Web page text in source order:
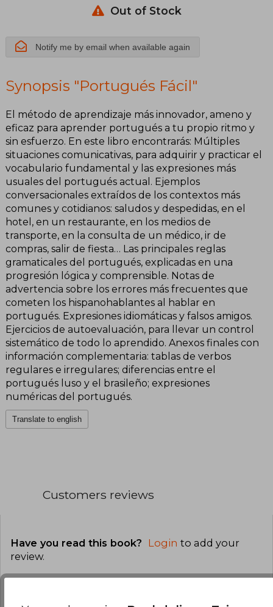
Out of Stock
Notify me by email when available again
Synopsis "Portugués Fácil"
El método de aprendizaje más innovador, ameno y
eficaz para aprender portugués a tu propio ritmo y
sin esfuerzo. En este libro encontrarás: Múltiples
situaciones comunicativas, para adquirir y practicar el
vocabulario fundamental y las expresiones más
usuales del portugués actual. Ejemplos
conversacionales extraídos de los contextos más
comunes y cotidianos: saludos y despedidas, en el
hotel, en un restaurante, en los medios de
transporte, en la consulta de un médico, ir de
compras, salir de fiesta… Las principales reglas
gramaticales del portugués, explicadas en una
progresión lógica y comprensible. Notas de
advertencia sobre los errores más frecuentes que
cometen los hispanohablantes al hablar en
portugués. Expresiones idiomáticas y falsos amigos.
Ejercicios de autoevaluación, para llevar un control
sistemático de todo lo aprendido. Anexos finales con
información complementaria: tablas de verbos
regulares e irregulares; diferencias entre el
portugués luso y el brasileño; expresiones
numéricas del portugués.
Translate to english
Customers reviews
Have you read this book? Login to add your
review.